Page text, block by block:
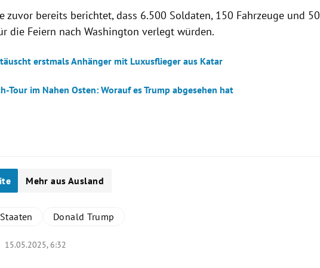
zuvor bereits berichtet, dass 6.500 Soldaten, 150 Fahrzeuge und 50
die Feiern nach Washington verlegt würden.
erstmals Anhänger mit Luxusflieger aus Katar
Tour im Nahen Osten: Worauf es Trump abgesehen hat
Mehr aus Ausland
Donald Trump
15.05.2025, 6:32